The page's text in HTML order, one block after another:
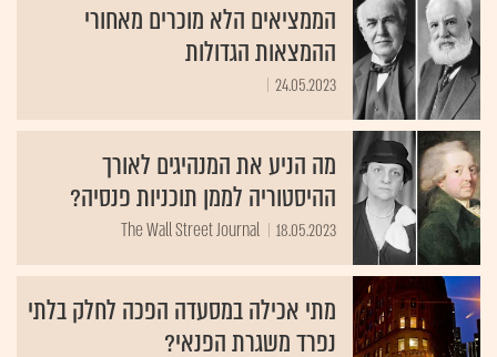
הממציאים הלא מוכרים מאחורי
ההמצאות הגדולות
24.05.2023
מה הניע את המנהיגים לאורך
ההיסטוריה לממן תוכניות פנסיה?
18.05.2023
The Wall Street Journal
מתי אכילה במסעדה הפכה לחלק בלתי
נפרד משגרת הפנאי?